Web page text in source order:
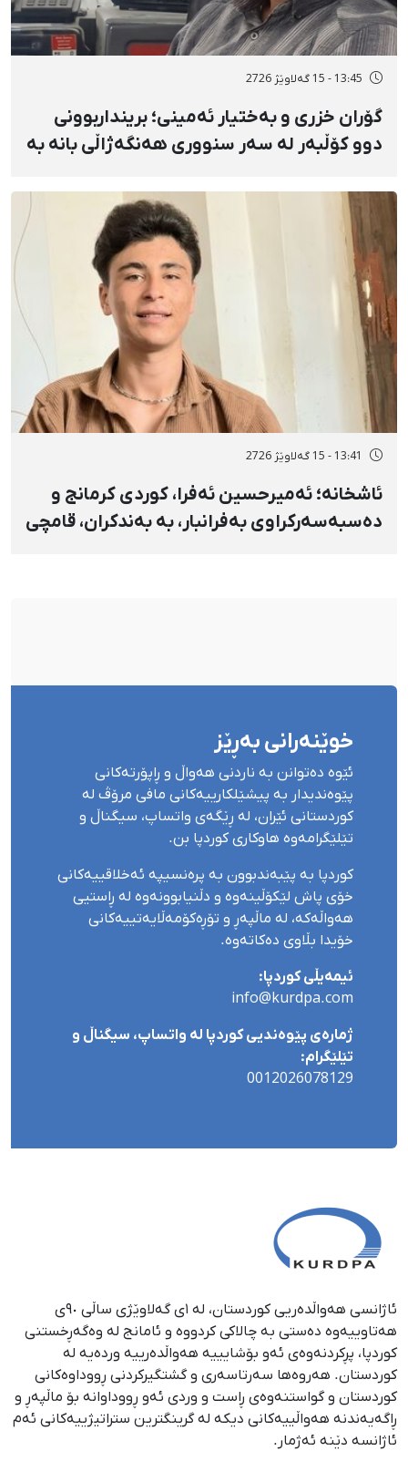
13:45 - 15 گەلاوێژ 2726
گۆران خزری و بەختیار ئەمینی؛ برینداربوونی
دوو کۆڵبەر لە سەر سنووری هەنگەژاڵی بانه بە
تەقینەوەی مین
13:41 - 15 گەلاوێژ 2726
ئاشخانە؛ ئەمیرحسین ئەفرا، کوردی کرمانج و
دەسبەسەرکراوی بەفرانبار، بە بەندکران، قامچی
خوێنەرانی بەڕێز
ئێوە دەتوانن بە ناردنی هەواڵ و ڕاپۆرتەکانی
پێوەندیدار بە پیشێلکارییەکانی مافی مرۆڤ لە
کوردستانی ئێران، لە ڕێگەی واتساپ، سیگناڵ و
تێلێگرامەوە هاوکاری کوردپا بن.
کوردپا بە پێبەندبوون بە پرەنسیپە ئەخلاقییەکانی
خۆی پاش لێکۆڵینەوە و دڵنیابوونەوە لە ڕاستیی
هەواڵەکە، لە ماڵپەڕ و تۆڕەکۆمەڵایەتییەکانی
خۆیدا بڵاوی دەکاتەوە.
ئیمەیڵی کوردپا:
info@kurdpa.com
ژمارەی پێوەندیی کوردپا لە واتساپ، سیگناڵ و
تێلێگرام:
0012026078129
ئاژانسی هەواڵدەریی کوردستان، لە ١ی گەلاوێژی ساڵی ٩٠ی
هەتاوییەوە دەستی بە چالاکی کردووە و ئامانج لە وەگەڕخستنی
كوردپا، پڕكردنەوەی ئەو بۆشایییە هەواڵدەرییە وردەیە لە
كوردستان. هەروەها سەرتاسەری و گشتگیركردنی ڕووداوەكانی
كوردستان و گواستنەوەی ڕاست و وردی ئەو ڕووداوانە بۆ ماڵپەڕ و
ڕاگەیەندنە هەواڵییەكانی دیكە لە گرینگترین ستراتیژییەكانی ئەم
ئاژانسە دێنە ئەژمار.